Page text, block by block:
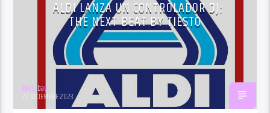
ALDI LANZA UN CONTROLADOR DJ:
THE NEXT BEAT BY TIESTO
Rest_bau
22 DICIEMBRE 2023